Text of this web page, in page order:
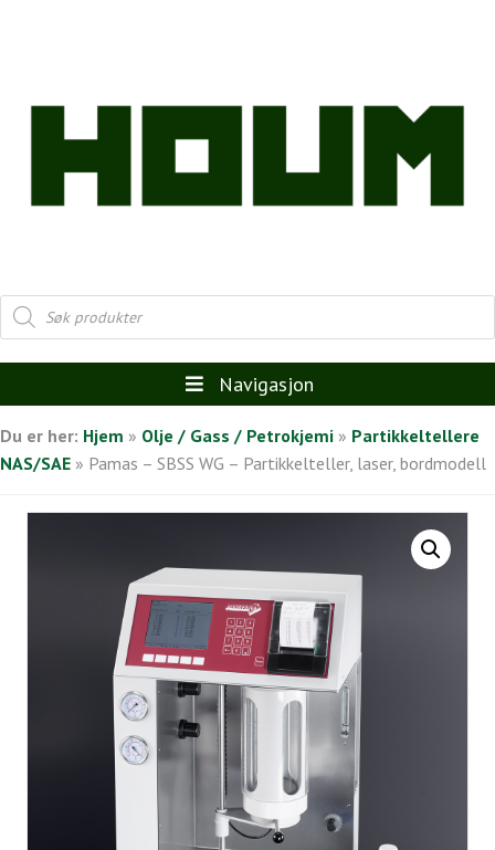
Products
search
Navigasjon
Du er her: Hjem » Olje / Gass / Petrokjemi » Partikkeltellere
NAS/SAE » Pamas – SBSS WG – Partikkelteller, laser, bordmodell